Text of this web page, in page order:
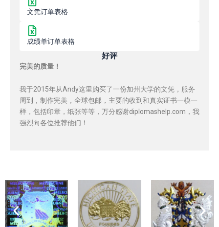
文凭订单表格
成绩单订单表格
好评
完美的质量！
我于2015年从Andy这里购买了一份加州大学的文凭，服务
周到，制作完美，全球包邮，主要的收到和真实证书一模一
样，包括印章，纸张等等，万分感谢diplomashelp.com，我
强烈向各位推荐他们！